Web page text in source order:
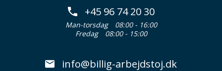
+45 96 74 20 30
Man-torsdag
08:00 - 16:00
Fredag
08:00 - 15:00
info@billig-arbejdstoj.dk